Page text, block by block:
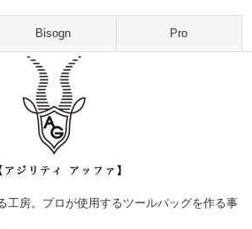
Bisogn Pro
工房。プロが使用するツールバッグを作る事